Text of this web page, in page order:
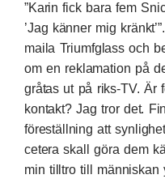
”Karin fick bara fem
’Jag känner mig
maila Triumfglass och
om en reklamation på
gråtas ut på riks-TV. Är
kontakt? Jag tror det.
föreställning att
cetera skall göra dem
min tilltro till människan